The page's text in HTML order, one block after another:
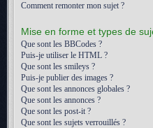
Comment remonter mon sujet ?
Mise en forme et types de
Que sont les BBCodes ?
Puis-je utiliser le HTML ?
Que sont les smileys ?
Puis-je publier des images ?
Que sont les annonces globales ?
Que sont les annonces ?
Que sont les post-it ?
Que sont les sujets verrouillés ?